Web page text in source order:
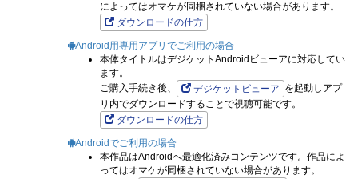
によってはオマケが同梱されていない場合があります。
ダウンロードの仕方
Android用専用アプリでご利用の場合
本体タイトルはデジケットAndroidビューアに対応してい
ます。
ご購入手続き後、
デジケットビューア を起動しアプ
リ内でダウンロードすることで視聴可能です。
ダウンロードの仕方
Androidでご利用の場合
本作品はAndroidへ最適化済みコンテンツです。作品によ
ってはオマケが同梱されていない場合があります。